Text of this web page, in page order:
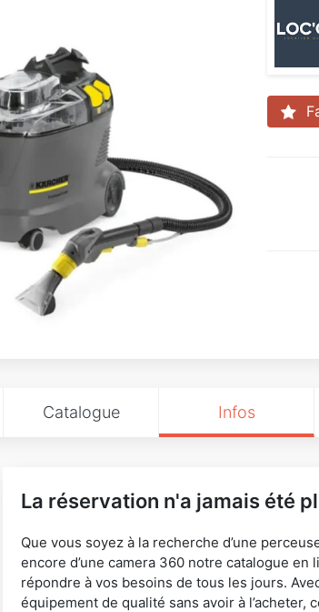
Catalogue Infos
La réservation n'a jamais été
Que vous soyez à la recherche d’une
encore d’une camera 360 notre catalogue
répondre à vos besoins de tous les jours.
équipement de qualité sans avoir à